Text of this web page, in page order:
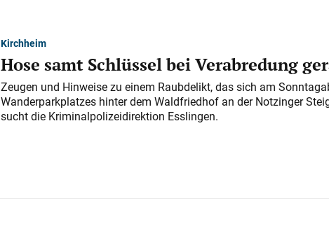
Kirchheim
Hose samt Schlüssel bei Verabredung
Zeugen und Hinweise zu einem Raubdelikt, das sich am
Wanderparkplatzes hinter dem Waldfriedhof an der Notzinger
sucht die Kriminalpolizeidirektion Esslingen.